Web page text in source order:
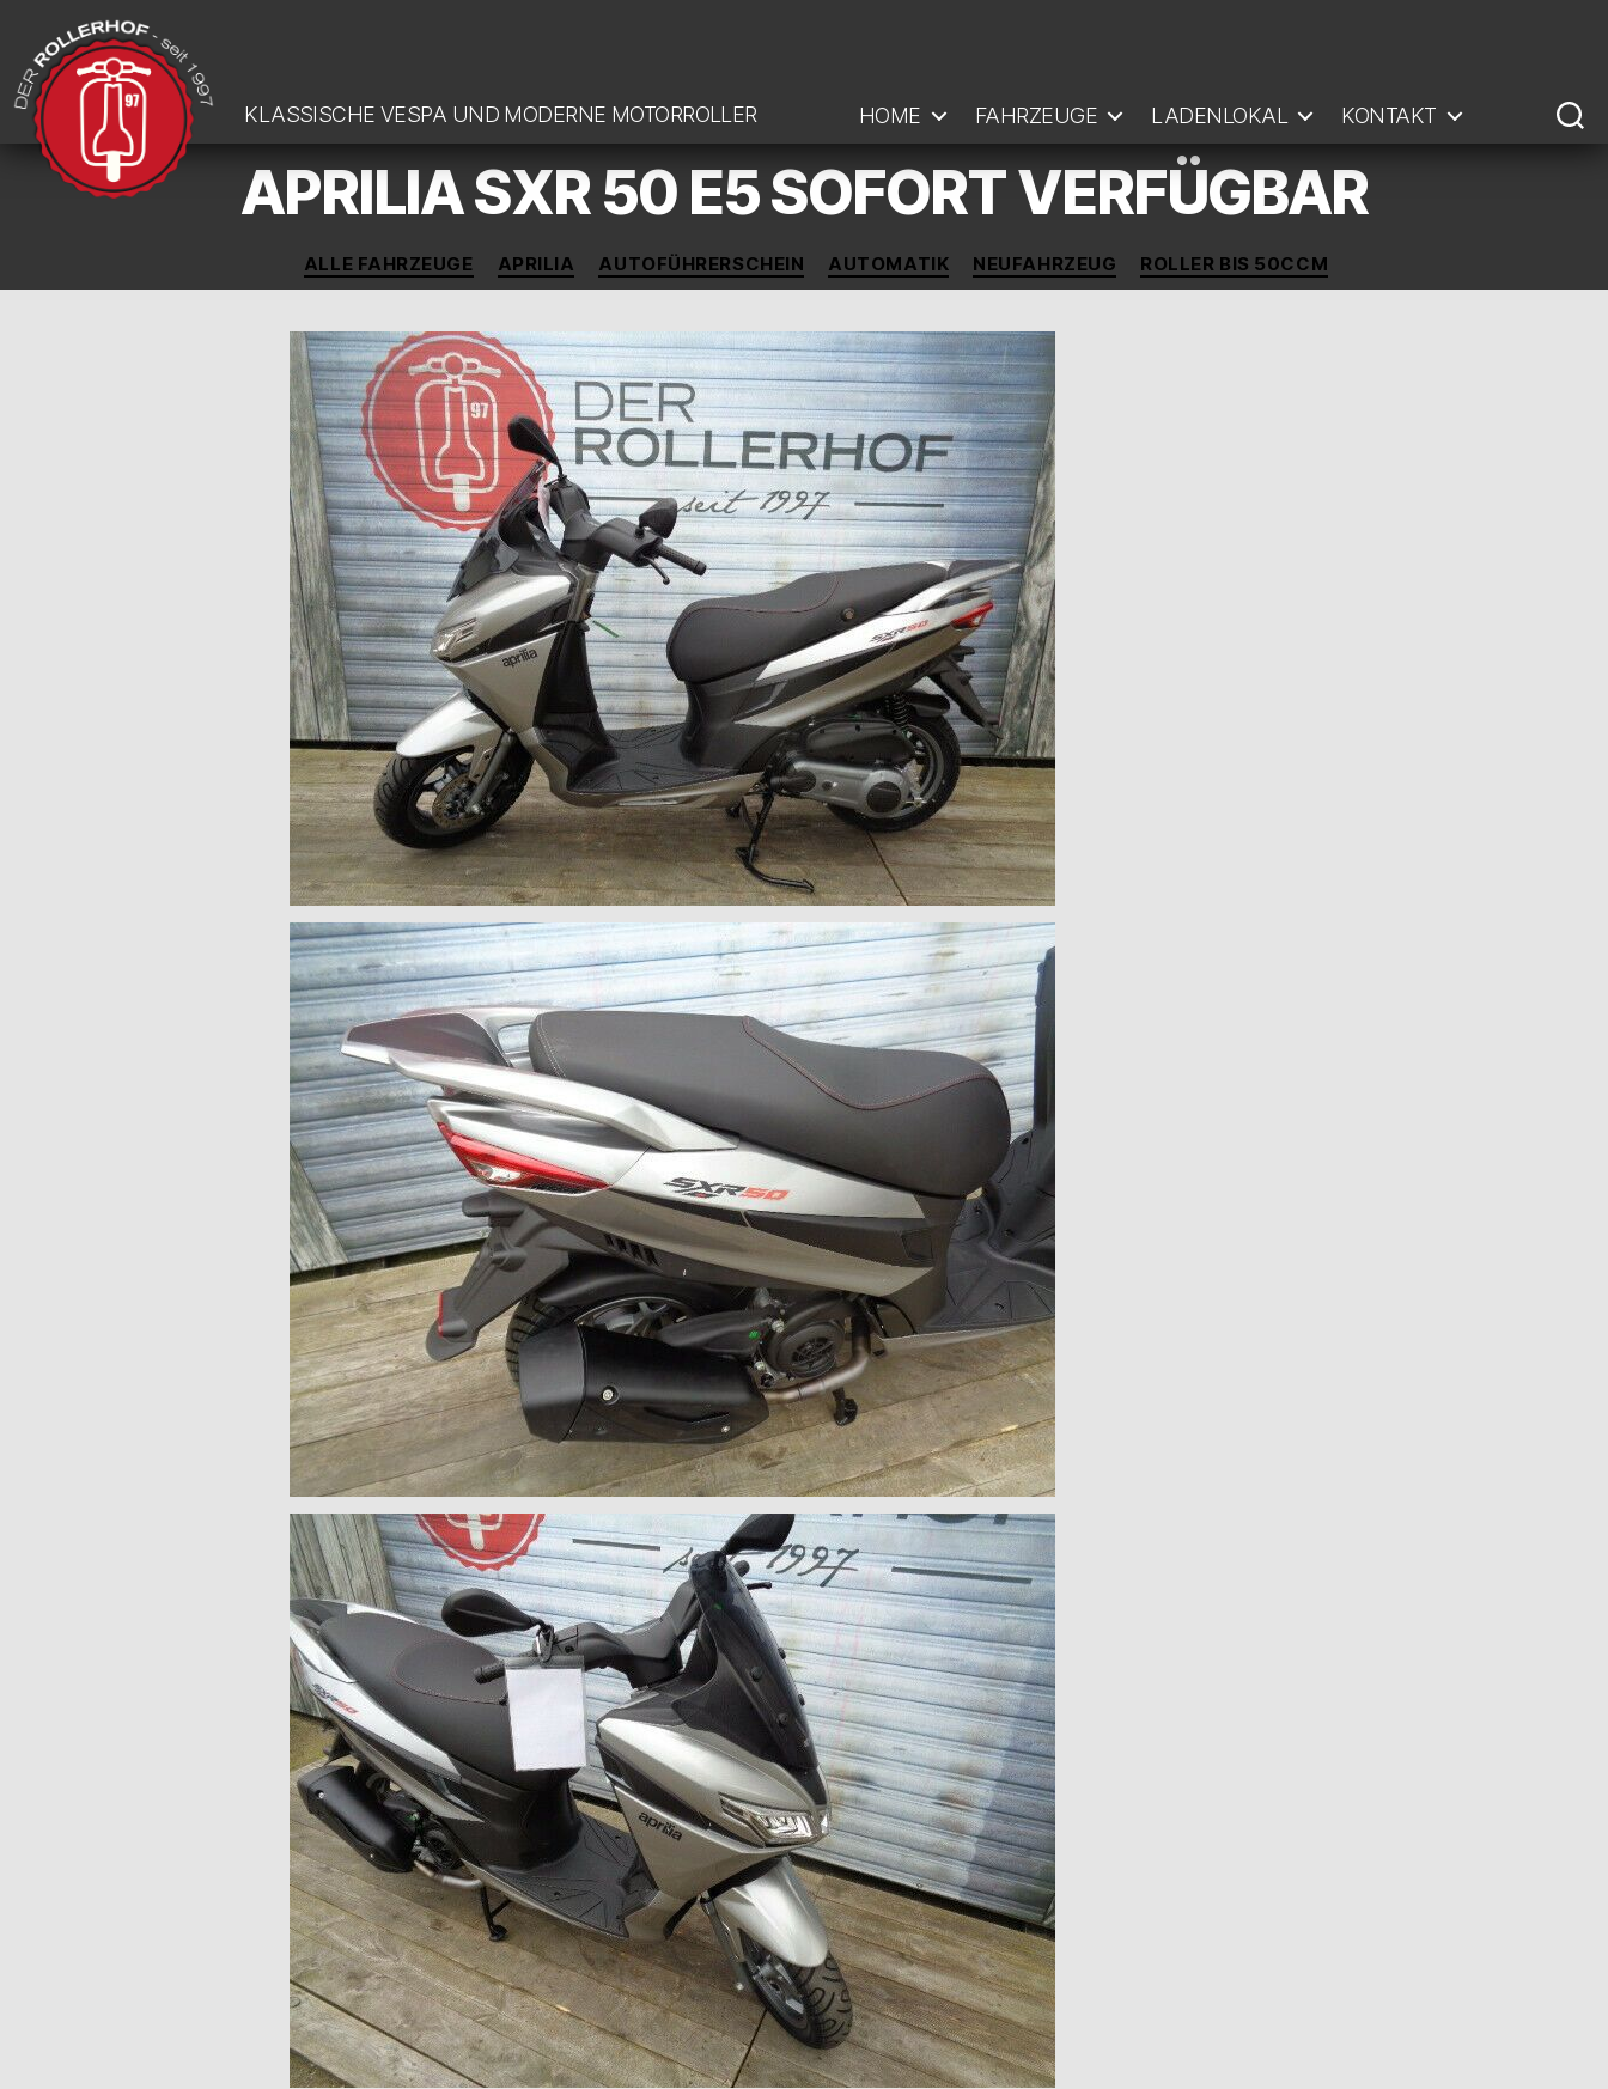
KLASSISCHE VESPA UND MODERNE MOTORROLLER HOME FAHRZEUGE LADENLOKAL KONTAKT
APRILIA SXR 50 E5 SOFORT VERFÜGBAR
Kategorien
ALLE FAHRZEUGE APRILIA AUTOFÜHRERSCHEIN AUTOMATIK NEUFAHRZEUG ROLLER BIS 50CCM